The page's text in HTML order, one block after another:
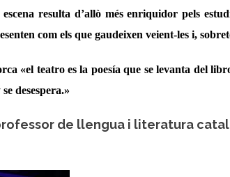
resulta d’allò més enriquidor pels
com els que gaudeixen veient-les i,
«el teatro es la poesía que se levanta del
desespera.»
de llengua i literatura